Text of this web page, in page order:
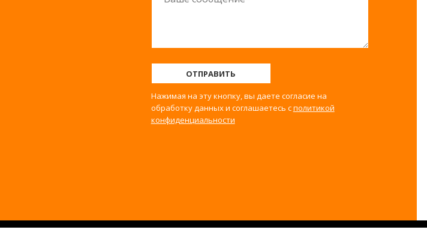
ОТПРАВИТЬ
Нажимая на эту кнопку, вы даете согласие на
обработку данных и соглашаетесь сполитикой
конфиденциальности